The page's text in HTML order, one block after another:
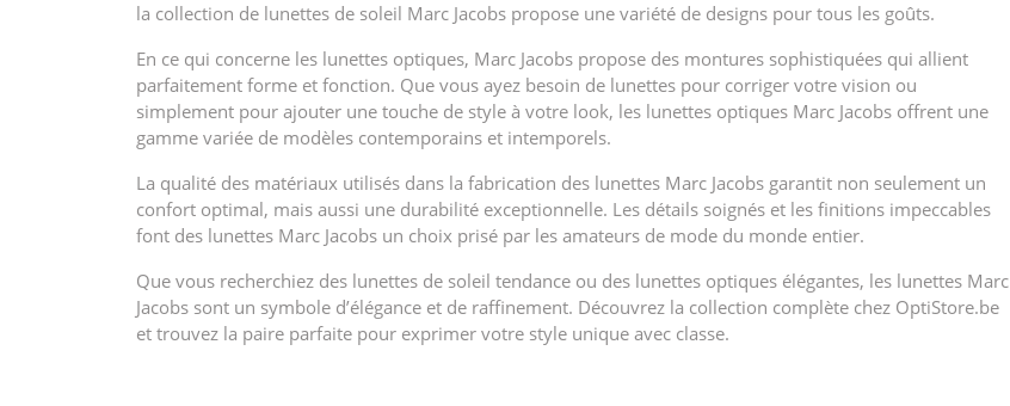
la collection de lunettes de soleil Marc Jacobs propose une variété de designs pour tous les goûts.
En ce qui concerne les lunettes optiques, Marc Jacobs propose des montures sophistiquées qui allient
parfaitement forme et fonction. Que vous ayez besoin de lunettes pour corriger votre vision ou
simplement pour ajouter une touche de style à votre look, les lunettes optiques Marc Jacobs offrent une
gamme variée de modèles contemporains et intemporels.
La qualité des matériaux utilisés dans la fabrication des lunettes Marc Jacobs garantit non seulement un
confort optimal, mais aussi une durabilité exceptionnelle. Les détails soignés et les finitions impeccables
font des lunettes Marc Jacobs un choix prisé par les amateurs de mode du monde entier.
Que vous recherchiez des lunettes de soleil tendance ou des lunettes optiques élégantes, les lunettes Marc
Jacobs sont un symbole d’élégance et de raffinement. Découvrez la collection complète chez OptiStore.be
et trouvez la paire parfaite pour exprimer votre style unique avec classe.